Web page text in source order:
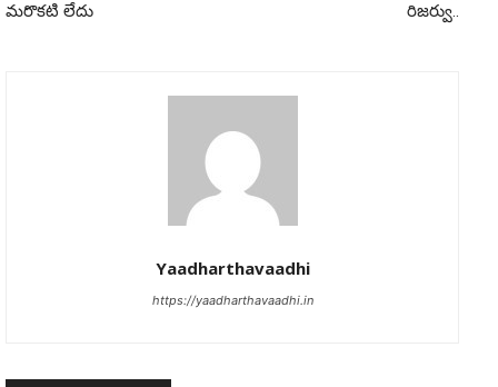
మరొకటి లేదు
రిజర్వు..
Yaadharthavaadhi
https://yaadharthavaadhi.in